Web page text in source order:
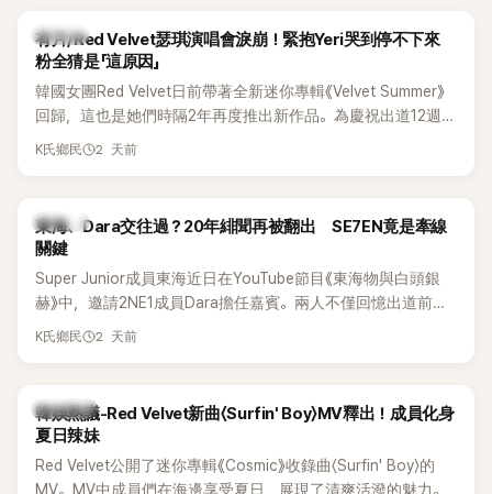
K-POP
有片/Red Velvet瑟琪演唱會淚崩！緊抱Yeri哭到停不下來
粉全猜是「這原因」
韓國女團Red Velvet日前帶著全新迷你專輯《Velvet Summer》
回歸，這也是她們時隔2年再度推出新作品。為慶祝出道12週
年，五位成員也一連舉辦三場粉絲演唱會，與粉絲共同回顧經
K氏鄉民 2 天前
K-POP
東海、Dara交往過？20年緋聞再被翻出 SE7EN竟是牽線
關鍵
Super Junior成員東海近日在YouTube節目《東海物與白頭銀
赫》中，邀請2NE1成員Dara擔任嘉賓。兩人不僅回憶出道前的
青澀往事，也首度聊起當年鬧得沸沸揚揚的緋聞，讓東海忍不
K氏鄉民 2 天前
熱議討論
韓娛熱議-Red Velvet新曲〈Surfin' Boy〉MV釋出！成員化身
夏日辣妹
Red Velvet公開了迷你專輯《Cosmic》收錄曲〈Surfin' Boy〉的
MV。MV中成員們在海邊享受夏日，展現了清爽活潑的魅力。